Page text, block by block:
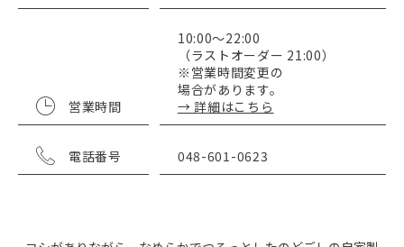
営業時間
10:00～22:00
（ラストオーダー 21:00）
※営業時間変更の
場合があります。
→ 詳細はこちら
電話番号 048-601-0623